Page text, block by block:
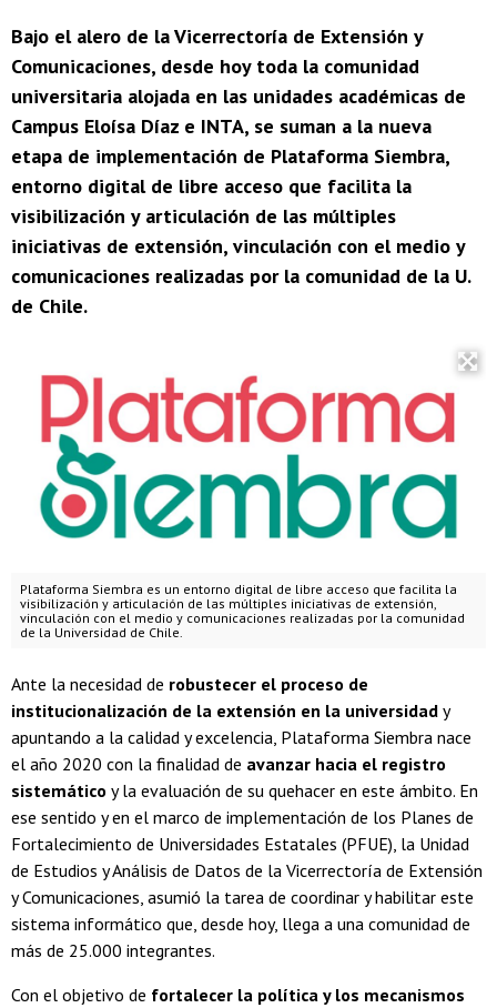
Bajo el alero de la Vicerrectoría de Extensión y
Comunicaciones, desde hoy toda la comunidad
universitaria alojada en las unidades académicas de
Campus Eloísa Díaz e INTA, se suman a la nueva
etapa de implementación de Plataforma Siembra,
entorno digital de libre acceso que facilita la
visibilización y articulación de las múltiples
iniciativas de extensión, vinculación con el medio y
comunicaciones realizadas por la comunidad de la U.
de Chile.
Plataforma Siembra es un entorno digital de libre acceso que facilita la
visibilización y articulación de las múltiples iniciativas de extensión,
vinculación con el medio y comunicaciones realizadas por la comunidad
de la Universidad de Chile.
Ante la necesidad de robustecer el proceso de
institucionalización de la extensión en la universidad y
apuntando a la calidad y excelencia, Plataforma Siembra nace
el año 2020 con la finalidad de avanzar hacia el registro
sistemático y la evaluación de su quehacer en este ámbito. En
ese sentido y en el marco de implementación de los Planes de
Fortalecimiento de Universidades Estatales (PFUE), la Unidad
de Estudios y Análisis de Datos de la Vicerrectoría de Extensión
y Comunicaciones, asumió la tarea de coordinar y habilitar este
sistema informático que, desde hoy, llega a una comunidad de
más de 25.000 integrantes.
Con el objetivo de fortalecer la política y los mecanismos